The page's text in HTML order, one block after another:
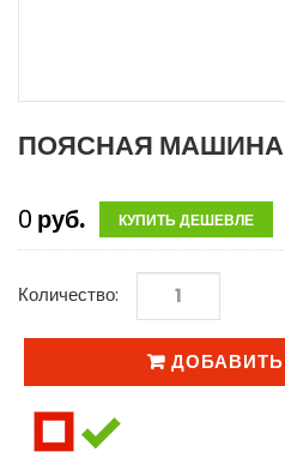
ПОЯСНАЯ МАШИНА
0 руб. КУПИТЬ ДЕШЕВЛЕ
Количество: